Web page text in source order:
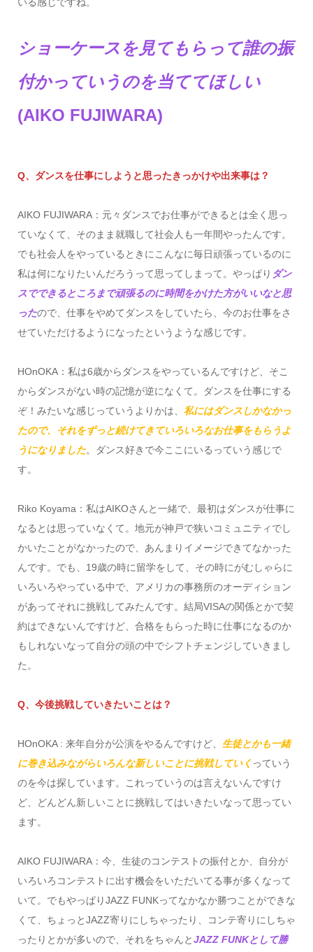
ショーケースを見てもらって誰の振
付かっていうのを当ててほしい
(AIKO FUJIWARA)
Q、ダンスを仕事にしようと思ったきっかけや出来事は？
AIKO FUJIWARA：元々ダンスでお仕事ができるとは全く思っ
ていなくて、そのまま就職して社会人も一年間やったんです。
でも社会人をやっているときにこんなに毎日頑張っているのに
私は何になりたいんだろうって思ってしまって。やっぱり ダン
スでできるところまで頑張るのに時間をかけた方がいいなと思
ったので、仕事をやめてダンスをしていたら、今のお仕事をさ
せていただけるようになったというような感じです。
HOnOKA：私は6歳からダンスをやっているんですけど、そこ
からダンスがない時の記憶が逆になくて。ダンスを仕事にする
ぞ！みたいな感じっていうよりかは、 私にはダンスしかなかっ
たので、それをずっと続けてきていろいろなお仕事をもらうよ
うになりました。ダンス好きで今ここにいるっていう感じで
す。
Riko Koyama：私はAIKOさんと一緒で、最初はダンスが仕事に
なるとは思っていなくて。地元が神戸で狭いコミュニティでし
かいたことがなかったので、あんまりイメージできてなかった
んです。でも、19歳の時に留学をして、その時にがむしゃらに
いろいろやっている中で、アメリカの事務所のオーディション
があってそれに挑戦してみたんです。結局VISAの関係とかで契
約はできないんですけど、合格をもらった時に仕事になるのか
もしれないなって自分の頭の中でシフトチェンジしていきまし
た。
Q、今後挑戦していきたいことは？
HOnOKA : 来年自分が公演をやるんですけど、 生徒とかも一緒
に巻き込みながらいろんな新しいことに挑戦していく っていう
のを今は探しています。これっていうのは言えないんですけ
ど、どんどん新しいことに挑戦してはいきたいなって思ってい
ます。
AIKO FUJIWARA：今、生徒のコンテストの振付とか、自分が
いろいろコンテストに出す機会をいただいてる事が多くなって
いて。でもやっぱりJAZZ FUNKってなかなか勝つことができな
くて、ちょっとJAZZ寄りにしちゃったり、コンテ寄りにしちゃ
ったりとかが多いので、それをちゃんとJAZZ FUNKとして勝